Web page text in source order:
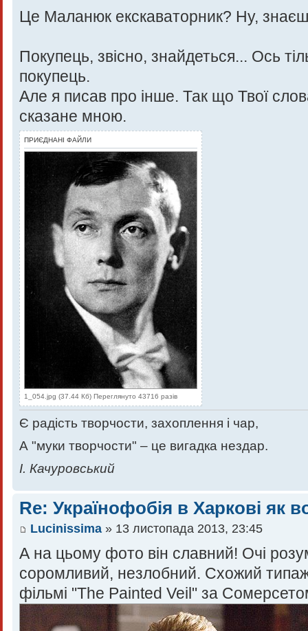
Це Маланюк екскаваторник? Ну,
Покупець, звісно, знайдеться... Ось
покупець.
Але я писав про інше. Так що Твої
сказане мною.
ПРИЄДНАНІ ФАЙЛИ
1_054.jpg (37.44 Кб) Переглянуто 43716 разів
Є радість творчости, захоплення і чар,
А "муки творчости" – це вигадка нездар.
І. Качуровський
Re: Українофобія в Харкові як
Lucinissima » 13 листопада 2013, 23:45
А на цьому фото він славний! Очі
соромливий, незлобний. Схожий
фільмі "The Painted Veil" за